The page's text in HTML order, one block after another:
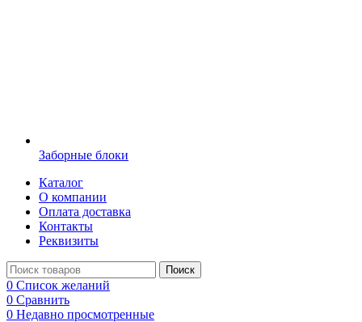
Заборные блоки
Каталог
О компании
Оплата доставка
Контакты
Реквизиты
Поиск
0 Список желаний
0 Сравнить
0 Недавно просмотренные